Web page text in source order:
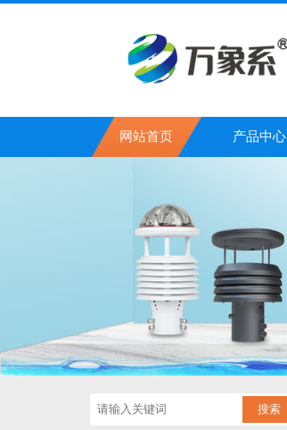
网站首页 产品中心
搜索